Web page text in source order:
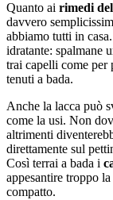
Quanto ai rimedi
davvero
abbiamo tutti in
idratante: spalmane
trai capelli come per
tenuti a bada.
Anche la lacca può
come la usi. Non
altrimenti
direttamente sul
Così terrai a bada i
appesantire troppo
compatto.